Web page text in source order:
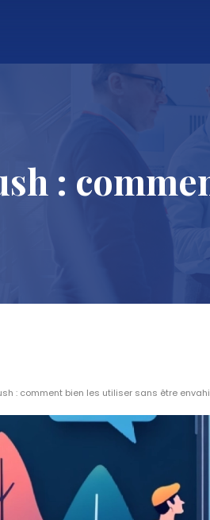
:
: comment bien les utiliser sans être